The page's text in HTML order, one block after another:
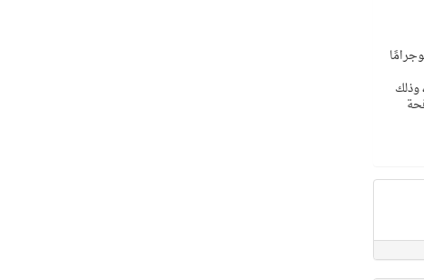
عسير على مخالفين لنظام أمن الحدود من الجنسية الإثيوبية، لتهريبهما 36 كيلوجرامًا
وذلك